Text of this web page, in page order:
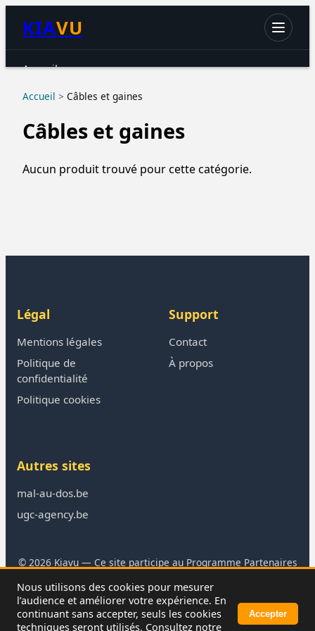
KIAVU
Accueil
Chats
Petits animaux
Oiseaux
Accueil > Câbles et gaines
Câbles et gaines
Aucun produit trouvé pour cette catégorie.
Légal
Mentions légales
Politique de
confidentialité
Politique cookies
Support
Contact
À propos
Autres sites
mal-au-dos.be
ugc-agency.be
© 2026 Kiavu — Ce site participe au Programme Partenaires
En tant que Partenaire Amazon, je réalise un bénéfice sur les
achats remplissant les conditions requises.
Nous utilisons des cookies pour mesurer
l’audience et améliorer votre expérience. En
continuant sans accepter, seuls les cookies
techniques seront utilisés. Consultez notre
Accepter